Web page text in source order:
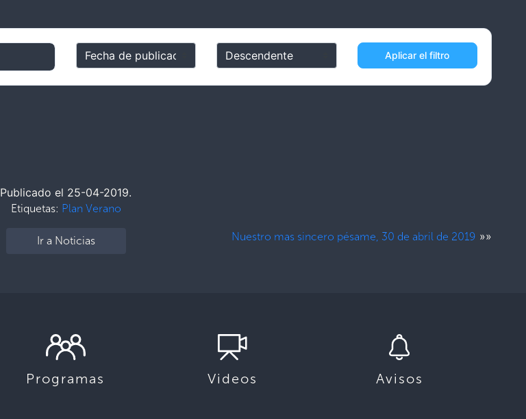
Aplicar el filtro
Publicado el 25-04-2019.
Etiquetas: Plan Verano
Ir a Noticias Nuestro mas sincero pésame, 30 de abril de 2019 »»
Programas Videos Avisos